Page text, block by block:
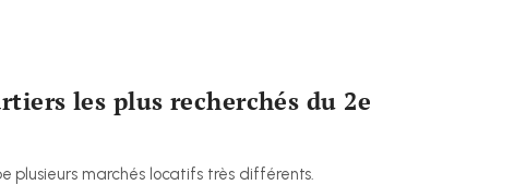
les plus recherchés du 2e
plusieurs marchés locatifs très différents.